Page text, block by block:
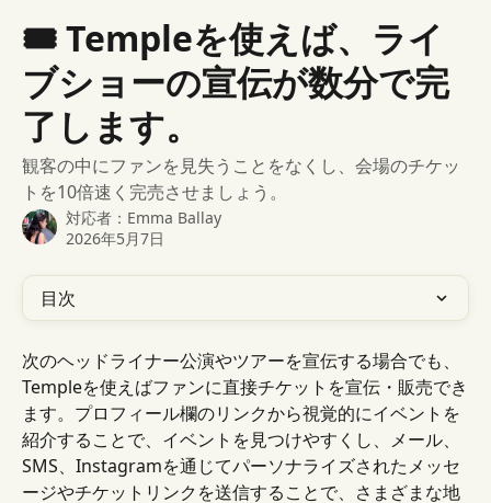
🎟 Templeを使えば、ライ
ブショーの宣伝が数分で完
了します。
観客の中にファンを見失うことをなくし、会場のチケッ
トを10倍速く完売させましょう。
対応者： Emma Ballay
2026年5月7日
目次
次のヘッドライナー公演やツアーを宣伝する場合でも、
Templeを使えばファンに直接チケットを宣伝・販売でき
ます。プロフィール欄のリンクから視覚的にイベントを
紹介することで、イベントを見つけやすくし、メール、
SMS、Instagramを通じてパーソナライズされたメッセ
ージやチケットリンクを送信することで、さまざまな地